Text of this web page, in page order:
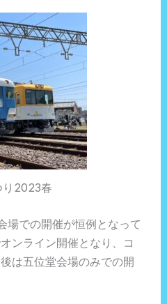
り2023春
での開催が恒例となって
ンライン開催となり、コ
は五位堂会場のみでの開